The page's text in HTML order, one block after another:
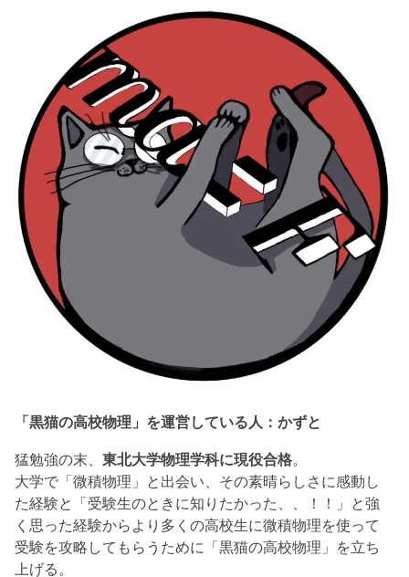
「黒猫の高校物理」を運営している人：かずと
猛勉強の末、東北大学物理学科に現役合格。
大学で「微積物理」と出会い、その素晴らしさに感動し
た経験と「受験生のときに知りたかった、、！！」と強
く思った経験からより多くの高校生に微積物理を使って
受験を攻略してもらうために「黒猫の高校物理」を立ち
上げる。